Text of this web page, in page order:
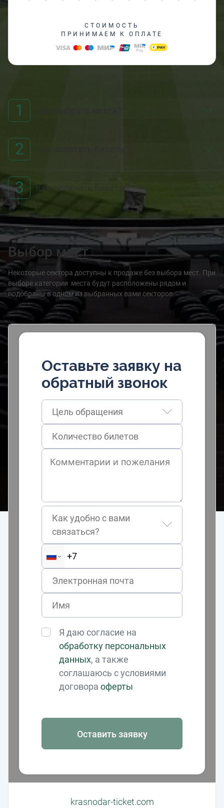
СТОИМОСТЬ
ПРИНИМАЕМ К ОПЛАТЕ
1
2
3 Как получить билеты?
Выбор мест
Некоторые сектора доступны к продаже без выбора мест. При
выборе категории места будут расположены рядом и
подобраны в одном из выбранных вами секторов.
Оставьте заявку на
обратный звонок
Цель обращения
Как удобно с вами
связаться?
Я даю согласие на
обработку персональных
данных, а также
соглашаюсь с условиями
договораоферты
Оставить заявку
krasnodar-ticket.com